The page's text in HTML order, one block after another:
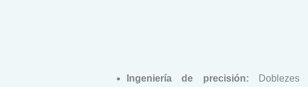
Ingeniería de precisión: Doblezes